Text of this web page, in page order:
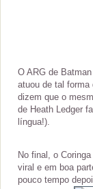
O ARG de
atuou de tal forma
dizem que o
de Heath Ledger
língua!).
No final, o
viral e em boa
pouco tempo